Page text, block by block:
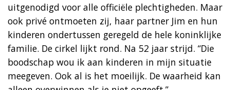
uitgenodigd voor alle officiële plechtigheden. Maar
ook privé ontmoeten zij, haar partner Jim en hun
kinderen ondertussen geregeld de hele koninklijke
familie. De cirkel lijkt rond. Na 52 jaar strijd. “Die
boodschap wou ik aan kinderen in mijn situatie
meegeven. Ook al is het moeilijk. De waarheid kan